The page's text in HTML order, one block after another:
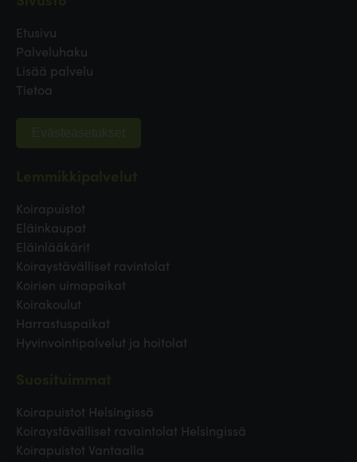
Etusivu
Palveluhaku
Lisää palvelu
Tietoa
Evästeasetukset
Koirapuistot
Eläinkaupat
Eläinlääkärit
Koiraystävälliset ravintolat
Koirien uimapaikat
Koirakoulut
Harrastuspaikat
Hyvinvointipalvelut ja hoitolat
Koirapuistot Helsingissä
Koiraystävälliset ravaintolat Helsingissä
Koirapuistot Vantaalla